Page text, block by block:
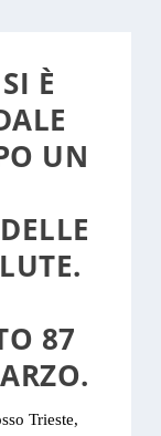
È
UN
87
Trieste,